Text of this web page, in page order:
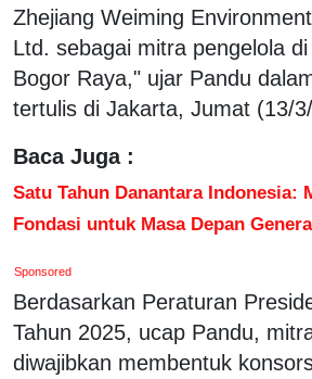
Zhejiang Weiming
Ltd. sebagai mitra pengelola
Bogor Raya," ujar Pandu
tertulis di Jakarta, Jumat (13/
Baca Juga :
Satu Tahun Danantara Indonesia:
Fondasi untuk Masa Depan
Sponsored
Berdasarkan Peraturan
Tahun 2025, ucap Pandu,
diwajibkan membentuk